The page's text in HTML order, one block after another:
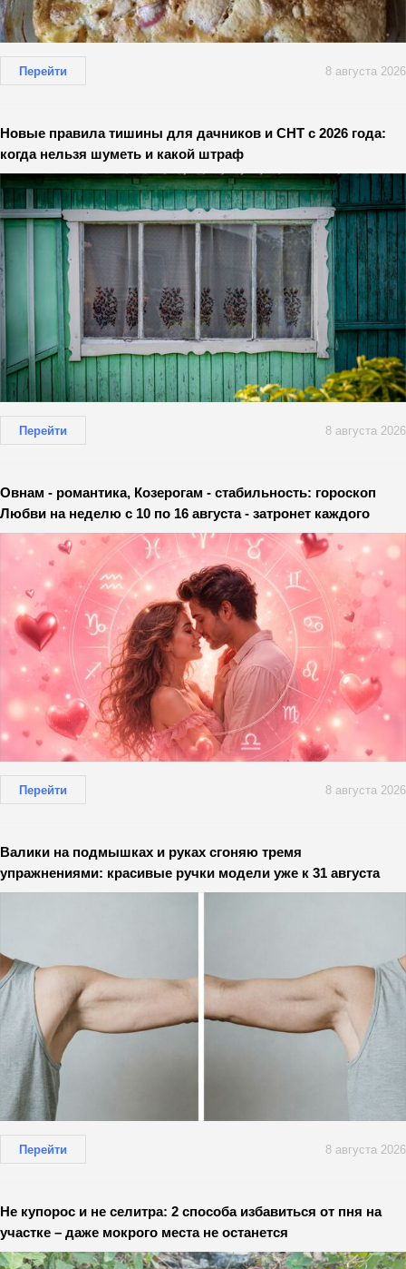
Перейти 8 августа 2026
Новые правила тишины для дачников и СНТ с 2026 года:
когда нельзя шуметь и какой штраф
Перейти 8 августа 2026
Овнам - романтика, Козерогам - стабильность: гороскоп
Любви на неделю с 10 по 16 августа - затронет каждого
Перейти 8 августа 2026
Валики на подмышках и руках сгоняю тремя
упражнениями: красивые ручки модели уже к 31 августа
Перейти 8 августа 2026
Не купорос и не селитра: 2 способа избавиться от пня на
участке – даже мокрого места не останется